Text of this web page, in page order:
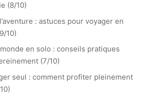
(8/10)
: astuces pour voyager en
10)
en solo : conseils pratiques
(7/10)
seul : comment profiter pleinement